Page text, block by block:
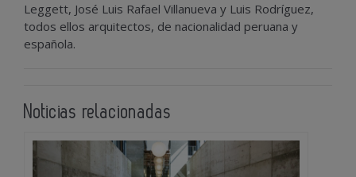
Leggett, José Luis Rafael Villanueva y Luis Rodríguez,
todos ellos arquitectos, de nacionalidad peruana y
española.
Noticias relacionadas